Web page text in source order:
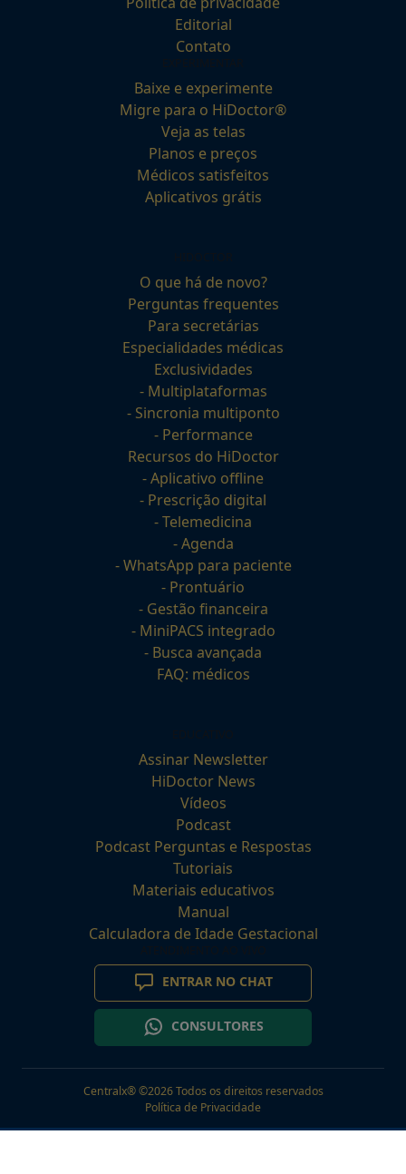
Editorial
Contato
Baixe e experimente
Migre para o HiDoctor®
Veja as telas
Planos e preços
Médicos satisfeitos
Aplicativos grátis
O que há de novo?
Perguntas frequentes
Para secretárias
Especialidades médicas
Exclusividades
- Multiplataformas
- Sincronia multiponto
- Performance
Recursos do HiDoctor
- Aplicativo offline
- Prescrição digital
- Telemedicina
- Agenda
- WhatsApp para paciente
- Prontuário
- Gestão financeira
- MiniPACS integrado
- Busca avançada
FAQ: médicos
Assinar Newsletter
HiDoctor News
Vídeos
Podcast
Podcast Perguntas e Respostas
Tutoriais
Materiais educativos
Manual
Calculadora de Idade Gestacional
ENTRAR NO CHAT
CONSULTORES
Centralx® ©2026 Todos os direitos reservados
Política de Privacidade